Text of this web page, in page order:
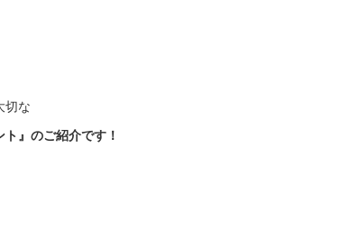
切な
ト』のご紹介です！